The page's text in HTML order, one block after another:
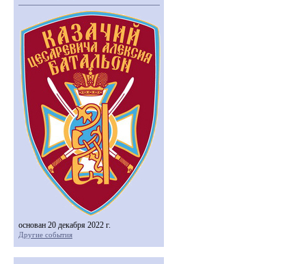
основан 20 декабря 2022 г.
Другие события